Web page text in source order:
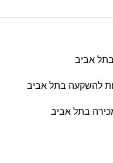
בתל אביב
להשקעה בתל אביב
בתל אביב